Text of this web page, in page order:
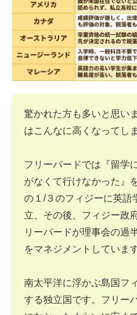
驚かれた方も多いと思い
はこんなに高くなってし
フリーバードでは『留学
がなくて行けなかった』
の１/３のフィジーに英語
立、その後、フィジー政
リーバードが理事会の過
をマネジメントしています
南太平洋に浮かぶ島国フ
する独立国です。フリー